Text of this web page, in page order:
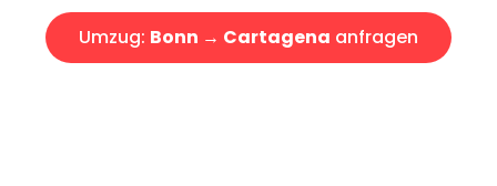
Umzug: Bonn → Cartagena anfragen